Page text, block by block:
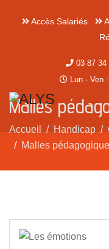
Accès Salariés
03 87 34
Lun - Ven :
Malles
Accueil Handicap
Malles